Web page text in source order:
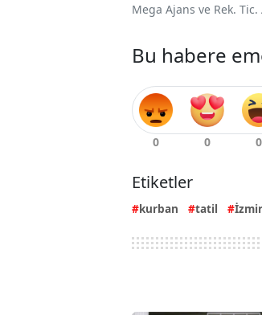
Mega Ajans ve Rek.
Bu habere
Etiketler
kurban tatil İzmir